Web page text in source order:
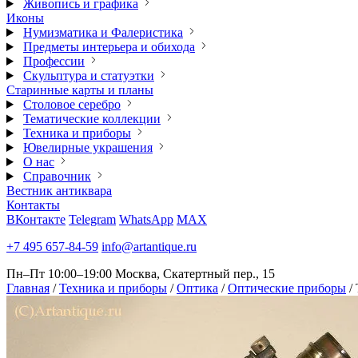
Живопись и графика
Иконы
Нумизматика и Фалеристика
Предметы интерьера и обихода
Профессии
Скульптура и статуэтки
Старинные карты и планы
Столовое серебро
Тематические коллекции
Техника и приборы
Ювелирные украшения
О нас
Справочник
Вестник антиквара
Контакты
ВКонтакте Telegram WhatsApp MAX
+7 495 657-84-59 info@artantique.ru
Пн–Пт 10:00–19:00 Москва, Скатертный пер., 15
Главная / Техника и приборы / Оптика / Оптические приборы /